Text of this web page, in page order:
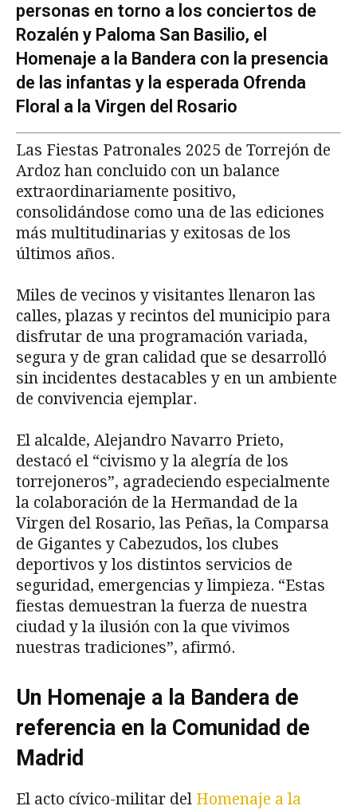
personas en torno a los conciertos de
Rozalén y Paloma San Basilio, el
Homenaje a la Bandera con la presencia
de las infantas y la esperada Ofrenda
Floral a la Virgen del Rosario
Las Fiestas Patronales 2025 de Torrejón de
Ardoz han concluido con un balance
extraordinariamente positivo,
consolidándose como una de las ediciones
más multitudinarias y exitosas de los
últimos años.
Miles de vecinos y visitantes llenaron las
calles, plazas y recintos del municipio para
disfrutar de una programación variada,
segura y de gran calidad que se desarrolló
sin incidentes destacables y en un ambiente
de convivencia ejemplar.
El alcalde, Alejandro Navarro Prieto,
destacó el “civismo y la alegría de los
torrejoneros”, agradeciendo especialmente
la colaboración de la Hermandad de la
Virgen del Rosario, las Peñas, la Comparsa
de Gigantes y Cabezudos, los clubes
deportivos y los distintos servicios de
seguridad, emergencias y limpieza. “Estas
fiestas demuestran la fuerza de nuestra
ciudad y la ilusión con la que vivimos
nuestras tradiciones”, afirmó.
Un Homenaje a la Bandera de
referencia en la Comunidad de
Madrid
El acto cívico-militar del Homenaje a la